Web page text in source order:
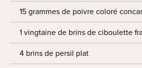
15 grammes de poivre coloré
1 vingtaine de brins de ciboulette
4 brins de persil plat